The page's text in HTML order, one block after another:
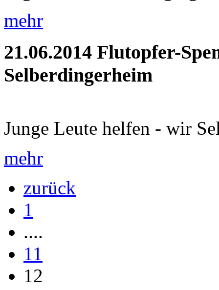
mehr
21.06.2014 Flutopfer-
Selberdingerheim
Junge Leute helfen - wir
mehr
zurück
1
....
11
12